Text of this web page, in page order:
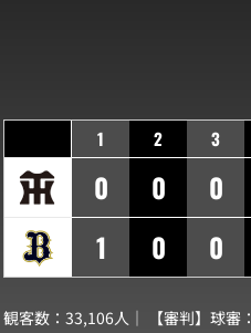
1 2 3
0 0 0
1
0 0
観客数：33,106人｜ 【審判】球審：